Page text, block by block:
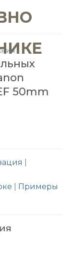
50mm
Примеры